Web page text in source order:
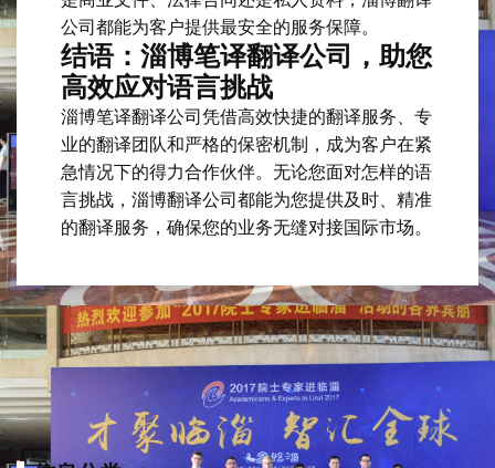
公司都能为客户提供最安全的服务保障。
结语：淄博笔译翻译公司，助您
高效应对语言挑战
淄博笔译翻译公司凭借高效快捷的翻译服务、专
业的翻译团队和严格的保密机制，成为客户在紧
急情况下的得力合作伙伴。无论您面对怎样的语
言挑战，淄博翻译公司都能为您提供及时、精准
的翻译服务，确保您的业务无缝对接国际市场。